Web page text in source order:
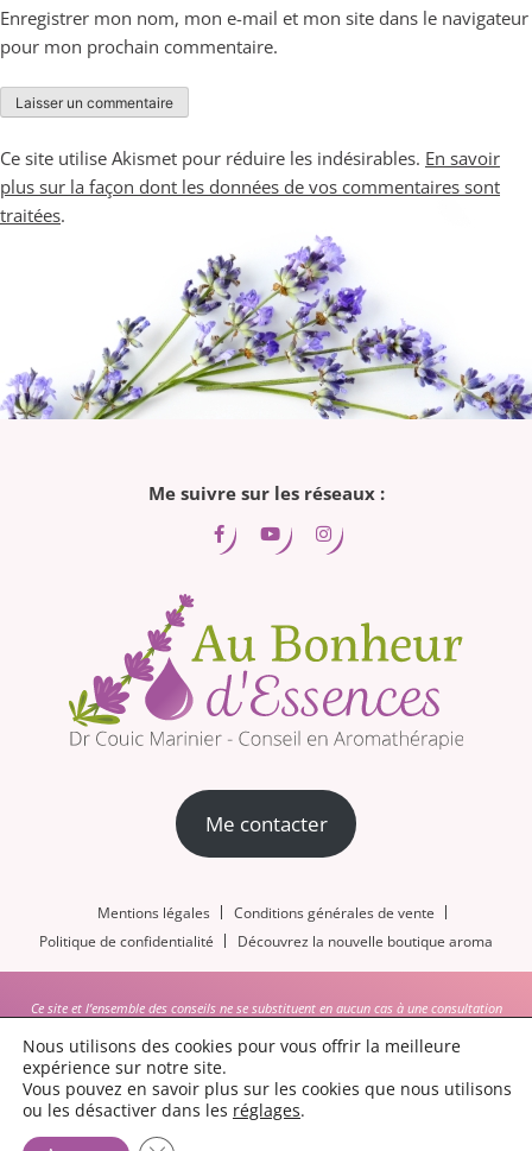
Enregistrer mon nom, mon e-mail et mon site dans le navigateur
pour mon prochain commentaire.
Ce site utilise Akismet pour réduire les indésirables. En savoir
plus sur la façon dont les données de vos commentaires sont
traitées.
Me suivre sur les réseaux :
Me contacter
Mentions légales
Conditions générales de vente
Politique de confidentialité
Découvrez la nouvelle boutique aroma
Ce site et l’ensemble des conseils ne se substituent en aucun cas à une consultation
d’en apprécier la gravité et/ou l’urgence. Les docteurs en pharmacie donnant les conseils
ainsi que les concepteurs du site dégagent toute responsabilité quant aux conséquences
provenant d’un emploi abusif ou non de l’ensemble des informations données lors des
conseils et sur le site internet.
Nous utilisons des cookies pour vous offrir la meilleure
expérience sur notre site.
Vous pouvez en savoir plus sur les cookies que nous utilisons
ou les désactiver dans les réglages.